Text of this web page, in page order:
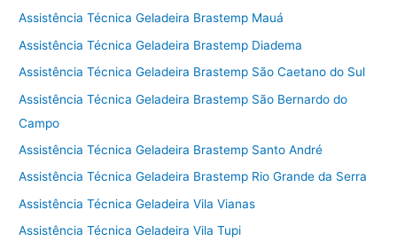
Assistência Técnica Geladeira Brastemp Mauá
Assistência Técnica Geladeira Brastemp Diadema
Assistência Técnica Geladeira Brastemp São Caetano do Sul
Assistência Técnica Geladeira Brastemp São Bernardo do
Campo
Assistência Técnica Geladeira Brastemp Santo André
Assistência Técnica Geladeira Brastemp Rio Grande da Serra
Assistência Técnica Geladeira Vila Vianas
Assistência Técnica Geladeira Vila Tupi